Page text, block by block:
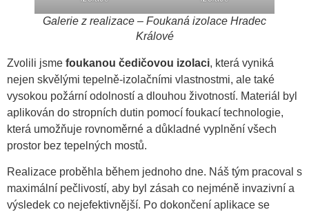
Galerie z realizace – Foukaná izolace Hradec
Králové
Zvolili jsme foukanou čedičovou izolaci, která vyniká
nejen skvělými tepelně-izolačními vlastnostmi, ale také
vysokou požární odolností a dlouhou životností. Materiál byl
aplikován do stropních dutin pomocí foukací technologie,
která umožňuje rovnoměrné a důkladné vyplnění všech
prostor bez tepelných mostů.
Realizace proběhla během jednoho dne. Náš tým pracoval s
maximální pečlivostí, aby byl zásah co nejméně invazivní a
výsledek co nejefektivnější. Po dokončení aplikace se